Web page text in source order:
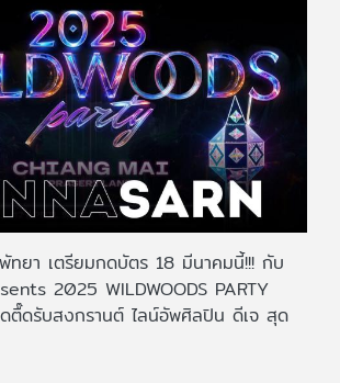
ทยา เตรียมกดบัตร 18 มีนาคมนี้!!! กับ
2025 WILDWOODS PARTY
ตื๊ดรับสงกรานต์ ไลน์อัพศิลปิน ดีเจ สุด